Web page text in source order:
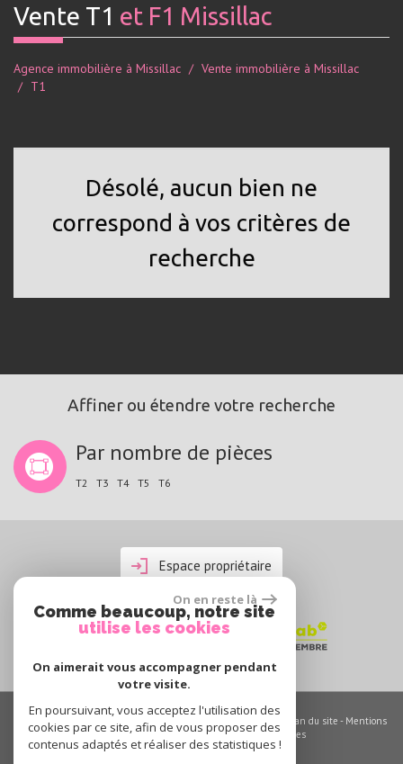
Vente T1 et F1 Missillac
Agence immobilière à Missillac
Vente immobilière à Missillac
T1
Désolé, aucun bien ne
correspond à vos critères de
recherche
Affiner ou étendre votre recherche
Par nombre de pièces
T2 T3 T4 T5 T6
Espace propriétaire
© 2026 | Tous droits réservés | Traduction powered by Google - Plan du site - Mentions
légales-Nos honoraires-Partenaires -Admin- Toutes nos annonces
On en reste là
Comme beaucoup, notre site
utilise les cookies
On aimerait vous accompagner pendant
votre visite.
En poursuivant, vous acceptez l'utilisation des
cookies par ce site, afin de vous proposer des
contenus adaptés et réaliser des statistiques !